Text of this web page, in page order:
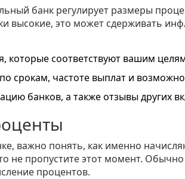
банк регулирует размеры
высокие, это может сдерживать
которые соответствуют вашим
срокам, частоте выплат и
банков, а также отзывы других
важно понять, как именно
не пропустите этот момент.
процентов.